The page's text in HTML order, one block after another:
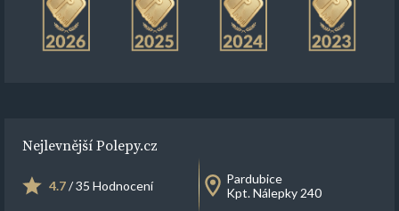
Nejlevnější Polepy.cz
4.7/ 35 Hodnocení
Pardubice
Kpt. Nálepky 240